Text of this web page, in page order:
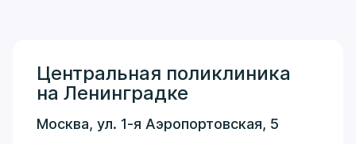
Центральная поликлиника
на Ленинградке
Москва, ул. 1-я Аэропортовская, 5